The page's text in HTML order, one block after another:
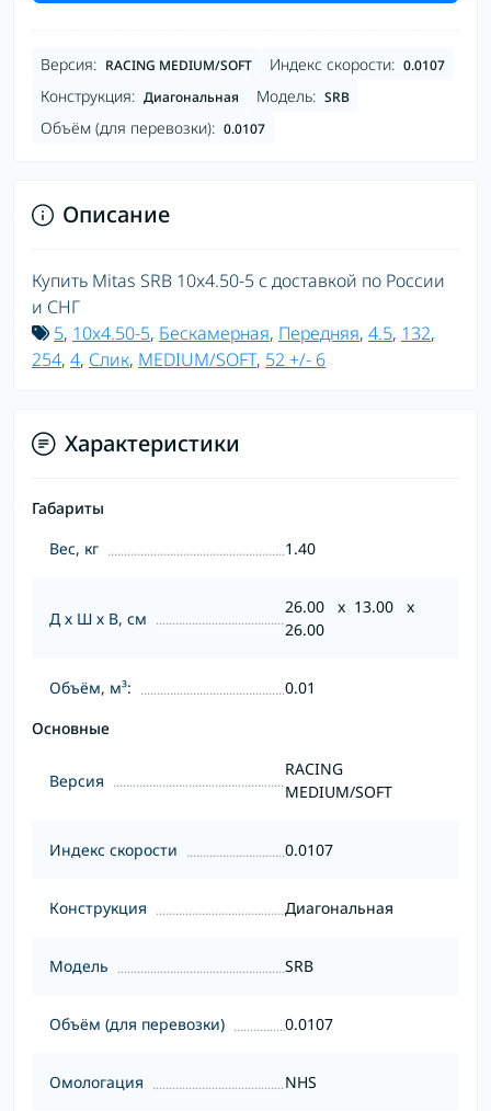
Версия: RACING MEDIUM/SOFT Индекс скорости: 0.0107
Конструкция: Диагональная Модель: SRB
Объём (для перевозки): 0.0107
Описание
Купить Mitas SRB 10x4.50-5 с доставкой по России
и СНГ
5, 10x4.50-5, Бескамерная, Передняя, 4.5, 132,
254, 4, Слик, MEDIUM/SOFT, 52 +/- 6
Характеристики
Габариты
Вес, кг
1.40
Д х Ш х В, см
26.00 x 13.00 x
26.00
Объём, м³:
0.01
Основные
Версия
RACING
MEDIUM/SOFT
Индекс скорости 0.0107
Конструкция Диагональная
Модель SRB
Объём (для перевозки) 0.0107
Омологация NHS